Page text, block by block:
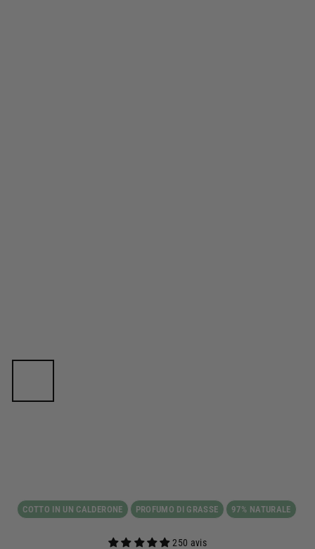
COTTO IN UN CALDERONE PROFUMO DI GRASSE 97% NATURALE
250 avis